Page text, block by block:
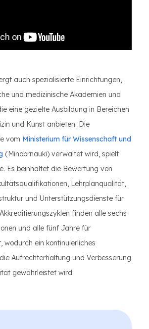
auch spezialisierte Einrichtungen,
und medizinische Akademien und
eine gezielte Ausbildung in Bereichen
und Kunst anbieten. Die
vom Ministerium für Wissenschaft und
(Minobrnauki) verwaltet wird, spielt
Es beinhaltet die Bewertung von
Lehrplanqualität,
und Unterstützungsdienste für
finden alle sechs
und alle fünf Jahre für
wodurch ein kontinuierliches
Aufrechterhaltung und Verbesserung
gewährleistet wird.